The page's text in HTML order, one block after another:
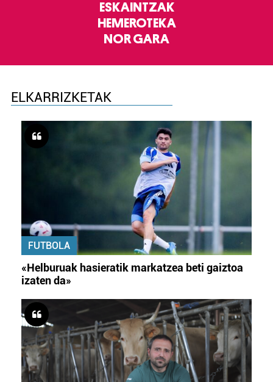
ESKAINTZAK
HEMEROTEKA
NOR GARA
ELKARRIZKETAK
FUTBOLA
«Helburuak hasieratik markatzea beti gaiztoa
izaten da»